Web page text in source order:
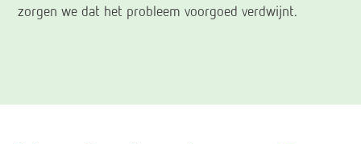
zorgen we dat het probleem voorgoed verdwijnt.